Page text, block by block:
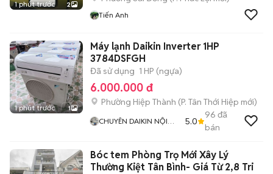
1 phút trước 2
Tiến Anh
1 phút trước 1
Máy lạnh Daikin Inverter 1HP
3784DSFGH
Đã sử dụng 1 HP (ngựa)
6.000.000 đ
Phường Hiệp Thành (P. Tân Thới Hiệp mới)
CHUYÊN DAIKIN NỘI
5.0
96 đã
bán
Bóc tem Phòng Trọ Mới Xây Lý
Thường Kiệt Tân Bình- Giá Từ 2,8 Tri